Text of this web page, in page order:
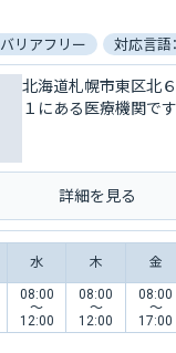
バリアフリー 対応言語
北海道札幌市東区北
１にある医療機関です
詳細を見る
水 木 金
08:00
〜
12:00
08:00
〜
12:00
08:00
〜
17:00